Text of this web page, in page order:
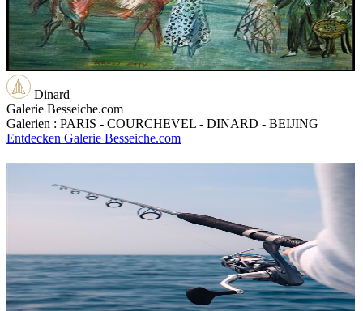
Dinard
Galerie Besseiche.com
Galerien : PARIS - COURCHEVEL - DINARD - BEIJING
Entdecken Galerie Besseiche.com